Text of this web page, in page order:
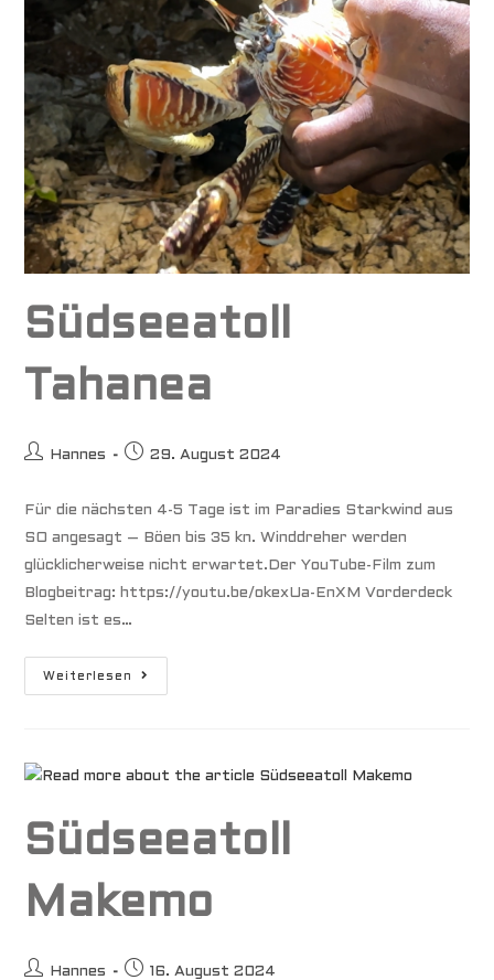
Südseeatoll
Tahanea
Beitrags-
Hannes
Beitrag29. August 2024
Für die nächsten 4-5 Tage ist im Paradies Starkwind aus
SO angesagt – Böen bis 35 kn. Winddreher werden
glücklicherweise nicht erwartet.Der YouTube-Film zum
Blogbeitrag: https://youtu.be/okexUa-EnXM Vorderdeck
Selten ist es…
Weiterlesen
Südseeatoll
Südseeatoll
Makemo
Beitrags-
Hannes
Beitrag
16. August 2024